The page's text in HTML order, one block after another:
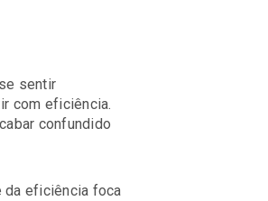
sentir
com eficiência.
confundido
da eficiência foca